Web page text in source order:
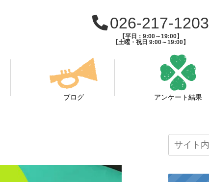
026-217-1203
【平日：9:00～19:00】
【土曜・祝日 9:00～19:00】
ブログ アンケート結果